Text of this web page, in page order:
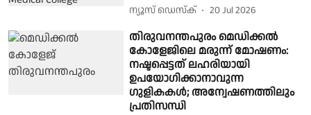
ന്യൂസ് ഡെസ്ക് 20 Jul 2026
തിരുവനന്തപുരം മെഡിക്കൽ
കോളേജിലെ മരുന്ന് മോഷണം:
നഷ്ടപ്പെട്ടത് ലഹരിയായി
ഉപയോഗിക്കാനാവുന്ന
ഗുളികകള്‍; അന്വേഷണത്തിലും
പ്രതിസന്ധി